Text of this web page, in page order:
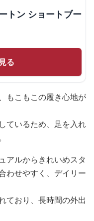
トン ショートブー
る
もこもこの履き心地が
ているため、足を入れ
アルからきれいめスタ
わせやすく、デイリー
ており、長時間の外出